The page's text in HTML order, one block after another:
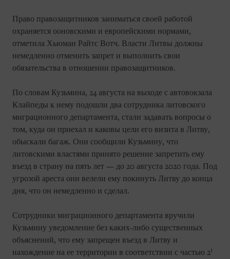
Право правозащитников заниматься своей работой
охраняется ооновскими и европейскими нормами,
отметила Хьюман Райтс Вотч. Власти Литвы должны
немедленно отменить запрет и выполнить свои
обязательства в отношении правозащитников.
По словам Кузьмина, 24 августа на выходе с автовокзала
Клайпеды к нему подошли два сотрудника литовского
миграционного департамента, стали задавать вопросы о
том, куда он приехал и каковы цели его визита в Литву,
обыскали багаж. Они сообщили Кузьмину, что
литовскими властями принято решение запретить ему
въезд в страну на пять лет — до 20 августа 2020 года. Под
угрозой ареста они велели ему покинуть Литву до конца
дня, что он немедленно и сделал.
Сотрудники миграционного департамента вручили
Кузьмину уведомление без каких-либо существенных
объяснений, что ему запрещен въезд в Литву и
нахождение на ее территории в соответствии с частью 21